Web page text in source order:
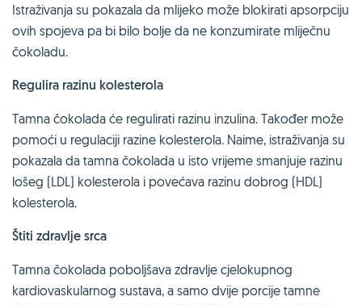
Istraživanja su pokazala da mlijeko može blokirati apsorpciju
ovih spojeva pa bi bilo bolje da ne konzumirate mliječnu
čokoladu.
Regulira razinu kolesterola
Tamna čokolada će regulirati razinu inzulina. Također može
pomoći u regulaciji razine kolesterola. Naime, istraživanja su
pokazala da tamna čokolada u isto vrijeme smanjuje razinu
lošeg (LDL) kolesterola i povećava razinu dobrog (HDL)
kolesterola.
Štiti zdravlje srca
Tamna čokolada poboljšava zdravlje cjelokupnog
kardiovaskularnog sustava, a samo dvije porcije tamne